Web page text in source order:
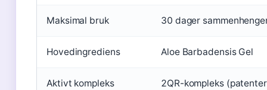
Maksimal bruk 30 dager
Hovedingrediens Aloe Barbadensis Gel
Aktivt kompleks 2QR-kompleks